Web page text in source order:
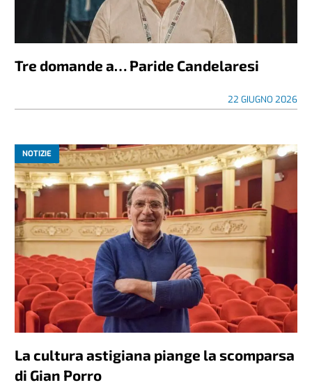
Tre domande a… Paride Candelaresi
22 GIUGNO 2026
NOTIZIE
La cultura astigiana piange la scomparsa
di Gian Porro